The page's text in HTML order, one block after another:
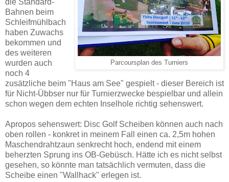
Parcoursplan des Turniers
Bahnen beim
Schleifmühlbach
haben Zuwachs
bekommen und
des weiteren
wurden auch
noch 4
zusätzliche beim "Haus am See" gespielt - dieser Bereich ist
für Nicht-Übbser nur für Turnierzwecke bespielbar und allein
schon wegen dem echten Inselhole richtig sehenswert.
Apropos sehenswert: Disc Golf Scheiben können auch nach
oben rollen - konkret in meinem Fall einen ca. 2,5m hohen
Maschendrahtzaun senkrecht hoch, endend mit einem
beherzten Sprung ins OB-Gebüsch. Hätte ich es nicht selbst
gesehen, so könnte man tatsächlich vermuten, dass die
Scheibe einen "Wallhack" erlegen ist.